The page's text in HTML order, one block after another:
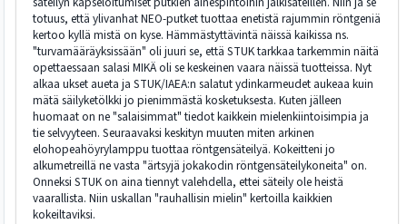
totuus, että ylivanhat NEO-putket tuottaa enetistä rajummin röntgeniä
kertoo kyllä mistä on kyse. Hämmästyttävintä näissä kaikissa ns.
"turvamääräyksissään" oli juuri se, että STUK tarkkaa tarkemmin näitä
opettaessaan salasi MIKÄ oli se keskeinen vaara näissä tuotteissa. Nyt
alkaa ukset aueta ja STUK/IAEA:n salatut ydinkarmeudet aukeaa kuin
mätä säilyketölkki jo pienimmästä kosketuksesta. Kuten jälleen
huomaat on ne "salaisimmat" tiedot kaikkein mielenkiintoisimpia ja
tie selvyyteen. Seuraavaksi keskityn muuten miten arkinen
elohopeahöyrylamppu tuottaa röntgensäteilyä. Kokeitteni jo
alkumetreillä ne vasta "ärtsyjä jokakodin röntgensäteilykoneita" on.
Onneksi STUK on aina tiennyt valehdella, ettei säteily ole heistä
vaarallista. Niin uskallan "rauhallisin mielin" kertoilla kaikkien
kokeiltaviksi.